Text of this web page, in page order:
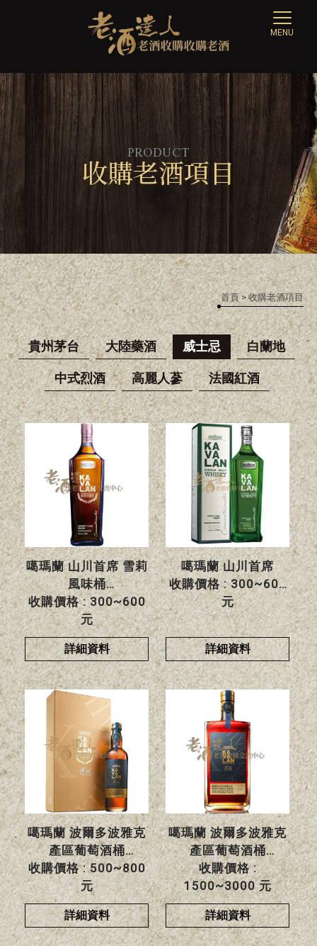
收購老酒項目
首頁> 收購老酒項目
貴州茅台 大陸藥酒 威士忌 白蘭地
中式烈酒 高麗人蔘 法國紅酒
噶瑪蘭 山川首席 雪莉
風味桶
收購價格 : 300~600
元
詳細資料
噶瑪蘭 山川首席
收購價格 : 300~600
元
詳細資料
噶瑪蘭 波爾多波雅克
產區葡萄酒桶
收購價格 : 500~800
元
詳細資料
噶瑪蘭 波爾多波雅克
產區葡萄酒桶
收購價格 :
1500~3000 元
詳細資料